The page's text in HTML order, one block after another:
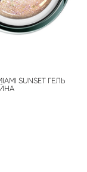
SUNSET ГЕЛЬ